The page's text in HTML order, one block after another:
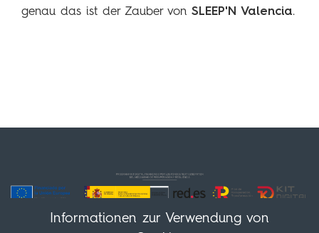
genau das ist der Zauber von SLEEP'N Valencia.
Informationen zur Verwendung von